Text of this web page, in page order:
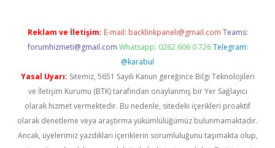
Reklam ve İletişim: E-mail: backlinkpaneli@gmail.com Teams:
forumhizmeti@gmail.com Whatsapp: 0262 606 0 726 Telegram:
@karabul
Yasal Uyarı: Sitemiz, 5651 Sayılı Kanun gereğince Bilgi Teknolojileri
ve İletişim Kurumu (BTK) tarafından onaylanmış bir Yer Sağlayıcı
olarak hizmet vermektedir. Bu nedenle, sitedeki içerikleri proaktif
olarak denetleme veya araştırma yükümlülüğümüz bulunmamaktadır.
Ancak, üyelerimiz yazdıkları içeriklerin sorumluluğunu taşımakta olup,